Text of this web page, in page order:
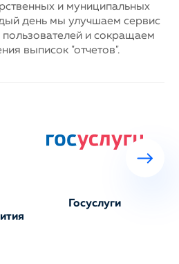
и муниципальных
день мы улучшаем сервис
и сокращаем
выписок "отчетов".
Госуслуги